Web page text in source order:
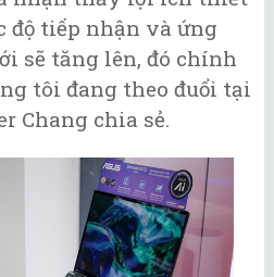
độ tiếp nhận và ứng
sẽ tăng lên, đó chính
tôi đang theo đuổi tại
Chang chia sẻ.